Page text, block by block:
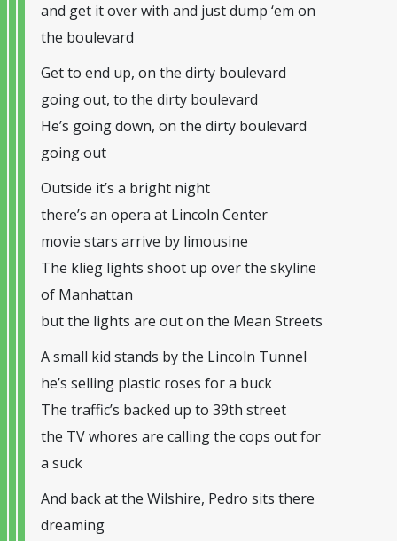
and get it over with and just dump ‘em on
the boulevard
Get to end up, on the dirty boulevard
going out, to the dirty boulevard
He’s going down, on the dirty boulevard
going out
Outside it’s a bright night
there’s an opera at Lincoln Center
movie stars arrive by limousine
The klieg lights shoot up over the skyline
of Manhattan
but the lights are out on the Mean Streets
A small kid stands by the Lincoln Tunnel
he’s selling plastic roses for a buck
The traffic’s backed up to 39th street
the TV whores are calling the cops out for
a suck
And back at the Wilshire, Pedro sits there
dreaming